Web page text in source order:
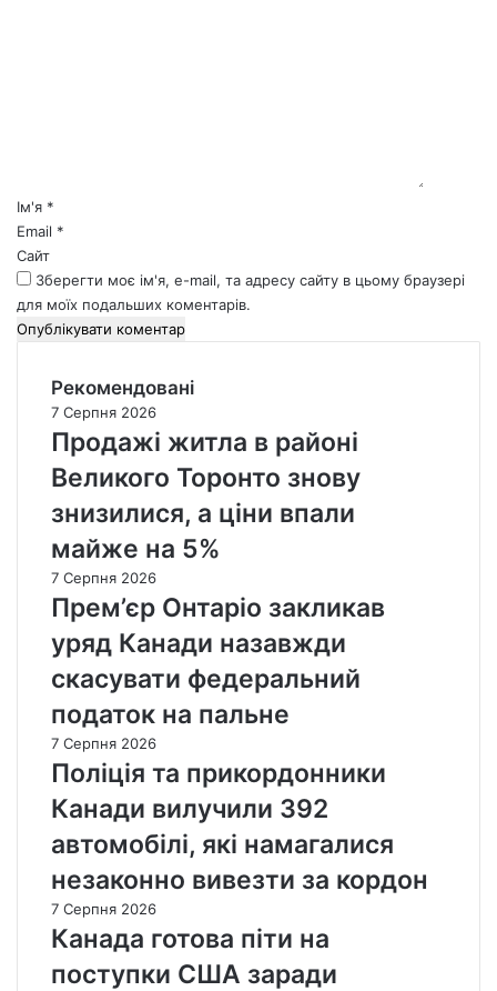
*Ім'я *
Email *
Сайт
Зберегти моє ім'я, e-mail, та адресу сайту в цьому браузері
для моїх подальших коментарів.
Рекомендовані
7 Серпня 2026
Продажі житла в районі
Великого Торонто знову
знизилися, а ціни впали
майже на 5%
7 Серпня 2026
Прем’єр Онтаріо закликав
уряд Канади назавжди
скасувати федеральний
податок на пальне
7 Серпня 2026
Поліція та прикордонники
Канади вилучили 392
автомобілі, які намагалися
незаконно вивезти за кордон
7 Серпня 2026
Канада готова піти на
поступки США заради